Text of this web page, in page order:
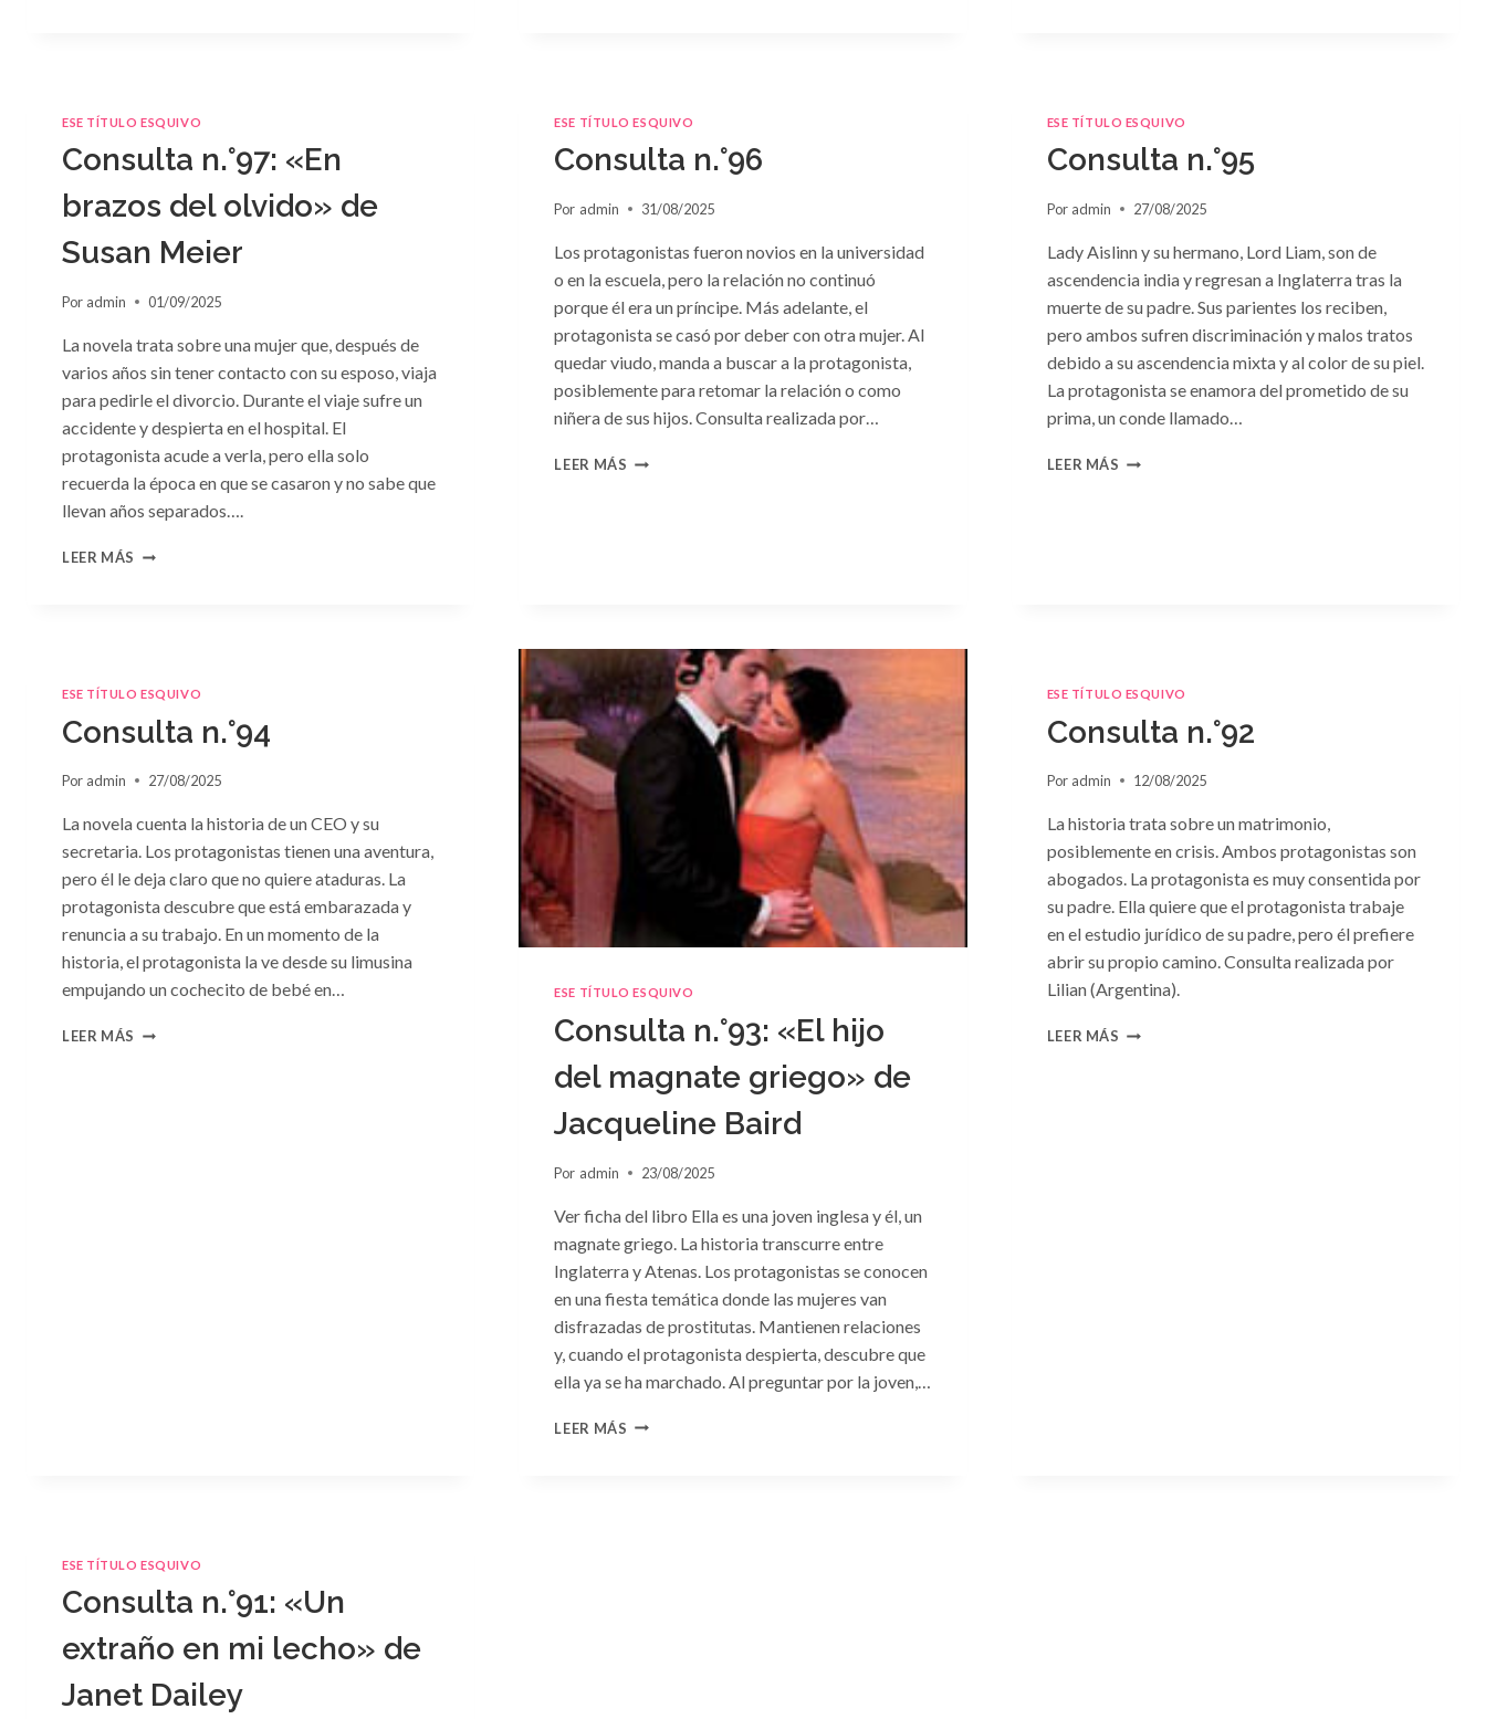
EMMA
DARCY
SARA
ESE TÍTULO ESQUIVO
Consulta n.°97: «En
brazos del olvido» de
Susan Meier
Por admin 01/09/2025
La novela trata sobre una mujer que, después de
varios años sin tener contacto con su esposo, viaja
para pedirle el divorcio. Durante el viaje sufre un
accidente y despierta en el hospital. El
protagonista acude a verla, pero ella solo
recuerda la época en que se casaron y no sabe que
llevan años separados….
LEER MÁS CONSULTA
SUSAN
ESE TÍTULO ESQUIVO
Consulta n.°96
Por admin 31/08/2025
Los protagonistas fueron novios en la universidad
o en la escuela, pero la relación no continuó
porque él era un príncipe. Más adelante, el
protagonista se casó por deber con otra mujer. Al
quedar viudo, manda a buscar a la protagonista,
posiblemente para retomar la relación o como
niñera de sus hijos. Consulta realizada por…
LEER MÁS CONSULTA
ESE TÍTULO ESQUIVO
Consulta n.°95
Por admin 27/08/2025
Lady Aislinn y su hermano, Lord Liam, son de
ascendencia india y regresan a Inglaterra tras la
muerte de su padre. Sus parientes los reciben,
pero ambos sufren discriminación y malos tratos
debido a su ascendencia mixta y al color de su piel.
La protagonista se enamora del prometido de su
prima, un conde llamado…
LEER MÁS CONSULTA
ESE TÍTULO ESQUIVO
Consulta n.°94
Por admin 27/08/2025
La novela cuenta la historia de un CEO y su
secretaria. Los protagonistas tienen una aventura,
pero él le deja claro que no quiere ataduras. La
protagonista descubre que está embarazada y
renuncia a su trabajo. En un momento de la
historia, el protagonista la ve desde su limusina
empujando un cochecito de bebé en…
LEER MÁS CONSULTA
ESE TÍTULO ESQUIVO
Consulta n.°93: «El hijo
del magnate griego» de
Jacqueline Baird
Por admin 23/08/2025
Ver ficha del libro Ella es una joven inglesa y él, un
magnate griego. La historia transcurre entre
Inglaterra y Atenas. Los protagonistas se conocen
en una fiesta temática donde las mujeres van
disfrazadas de prostitutas. Mantienen relaciones
y, cuando el protagonista despierta, descubre que
ella ya se ha marchado. Al preguntar por la joven,…
LEER MÁS CONSULTA
ESE TÍTULO ESQUIVO
Consulta n.°92
Por admin 12/08/2025
La historia trata sobre un matrimonio,
posiblemente en crisis. Ambos protagonistas son
abogados. La protagonista es muy consentida por
su padre. Ella quiere que el protagonista trabaje
en el estudio jurídico de su padre, pero él prefiere
abrir su propio camino. Consulta realizada por
Lilian (Argentina).
LEER MÁS CONSULTA
ESE TÍTULO ESQUIVO
Consulta n.°91: «Un
extraño en mi lecho» de
Janet Dailey